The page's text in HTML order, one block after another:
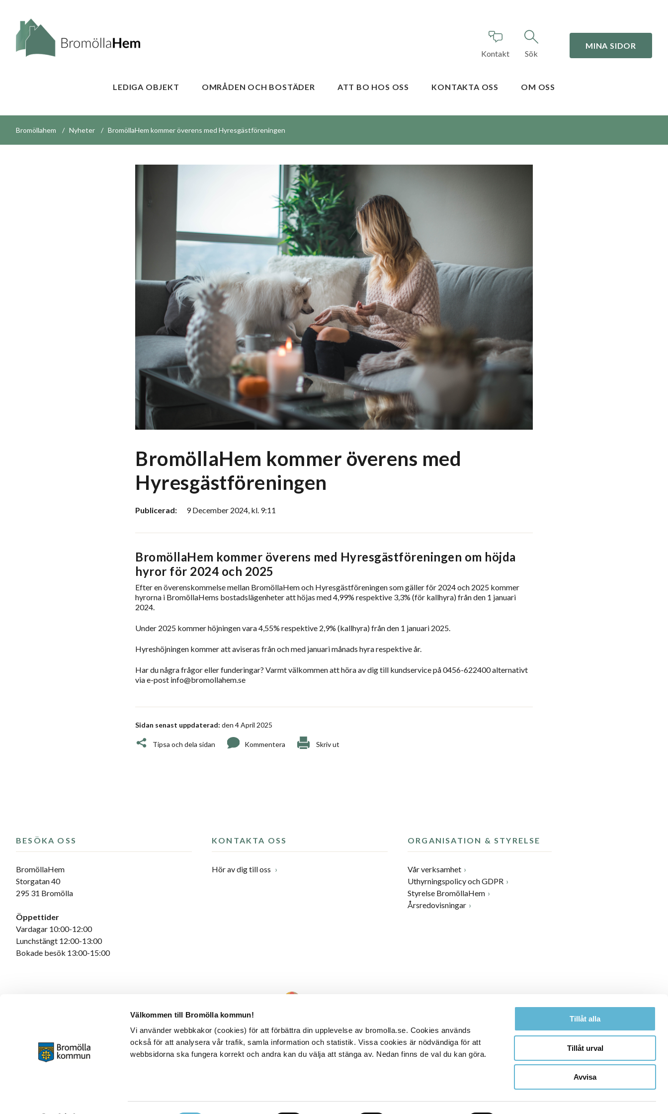
Välkommen till Bromölla kommun!
Vi använder webbkakor (cookies) för att förbättra din upplevelse av bromolla.se. Cookies används
också för att analysera vår trafik, samla information och statistik. Vissa cookies är nödvändiga för att
webbsidorna ska fungera korrekt och andra kan du välja att stänga av. Nedan finns de val du kan göra.
Tillåt alla
Tillåt urval
Avvisa
Kontakt Sök
MINA SIDOR
LEDIGA OBJEKT OMRÅDEN OCH BOSTÄDER ATT BO HOS OSS KONTAKTA OSS OM OSS
Bromöllahem Nyheter BromöllaHem kommer överens med Hyresgästföreningen
BromöllaHem kommer överens med
Hyresgästföreningen
Publicerad: 9 December 2024, kl. 9:11
BromöllaHem kommer överens med Hyresgästföreningen om höjda
hyror för 2024 och 2025
Efter en överenskommelse mellan BromöllaHem och Hyresgästföreningen som gäller för 2024 och 2025 kommer
hyrorna i BromöllaHems bostadslägenheter att höjas med 4,99% respektive 3,3% (för kallhyra) från den 1 januari
2024.
Under 2025 kommer höjningen vara 4,55% respektive 2,9% (kallhyra) från den 1 januari 2025.
Hyreshöjningen kommer att aviseras från och med januari månads hyra respektive år.
Har du några frågor eller funderingar? Varmt välkommen att höra av dig till kundservice på 0456-622400 alternativt
via e-post info@bromollahem.se
Sidan senast uppdaterad: den 4 April 2025
Tipsa och dela sidan Kommentera Skriv ut
BESÖKA OSS
BromöllaHem
Storgatan 40
295 31 Bromölla
Öppettider
Vardagar 10:00-12:00
Lunchstängt 12:00-13:00
Bokade besök 13:00-15:00
KONTAKTA OSS
Hör av dig till oss
ORGANISATION & STYRELSE
Vår verksamhet
Uthyrningspolicy och GDPR
Styrelse BromöllaHem
Årsredovisningar